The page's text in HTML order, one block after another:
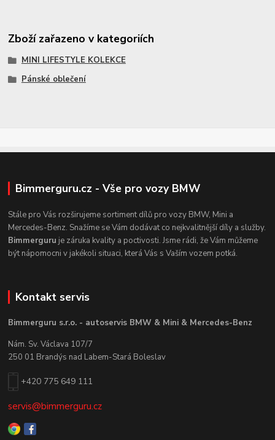
Zboží zařazeno v kategoriích
MINI LIFESTYLE KOLEKCE
Pánské oblečení
Bimmerguru.cz - Vše pro vozy BMW
Stále pro Vás rozširujeme sortiment dílů pro vozy BMW, Mini a
Mercedes-Benz. Snažíme se Vám dodávat co nejkvalitnější díly a služby.
Bimmerguru je záruka kvality a poctivosti. Jsme rádi, že Vám můžeme
být nápomocni v jakékoli situaci, která Vás s Vaším vozem potká.
Kontakt servis
Bimmerguru s.r.o. - autoservis BMW & Mini & Mercedes-Benz
Nám. Sv. Václava 107/7
250 01 Brandýs nad Labem-Stará Boleslav
+420 775 649 111
servis@bimmerguru.cz